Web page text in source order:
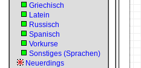
Griechisch
Latein
Russisch
Spanisch
Vorkurse
Sonstiges (Sprachen)
Neuerdings